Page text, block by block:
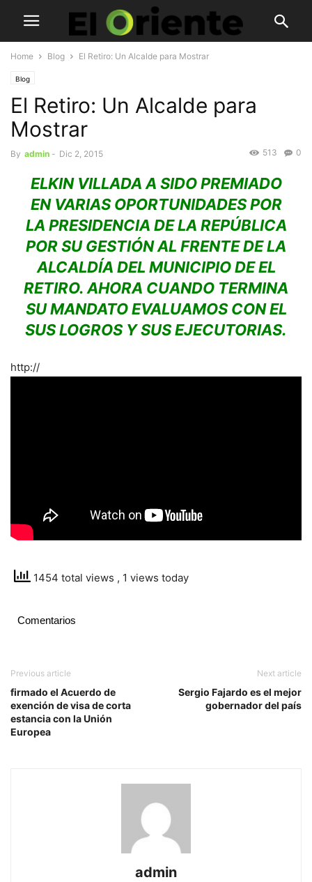
Home Blog El Retiro: Un Alcalde para Mostrar
Blog
El Retiro: Un Alcalde para
Mostrar
By admin - Dic 2, 2015 0
513
ELKIN VILLADA A SIDO PREMIADO
EN VARIAS OPORTUNIDADES POR
LA PRESIDENCIA DE LA REPÚBLICA
POR SU GESTIÓN AL FRENTE DE LA
ALCALDÍA DEL MUNICIPIO DE EL
RETIRO. AHORA CUANDO TERMINA
SU MANDATO EVALUAMOS CON EL
SUS LOGROS Y SUS EJECUTORIAS.
http://
1454 total views , 1 views today
Comentarios
Previous article
firmado el Acuerdo de
exención de visa de corta
estancia con la Unión
Europea
Next article
Sergio Fajardo es el mejor
gobernador del país
admin